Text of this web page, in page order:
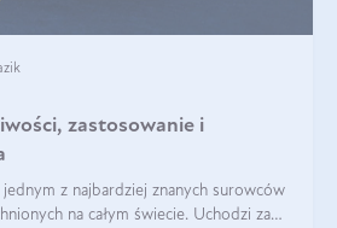
zastosowanie i
z najbardziej znanych surowców
na całym świecie. Uchodzi za